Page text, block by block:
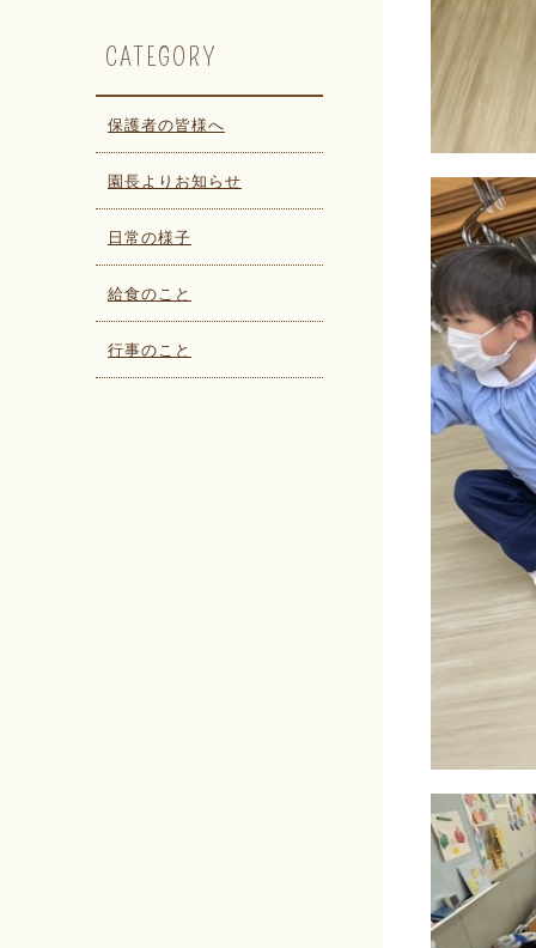
CATEGORY
保護者の皆様へ
園長よりお知らせ
日常の様子
給食のこと
行事のこと